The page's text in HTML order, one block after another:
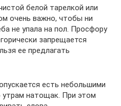
белой тарелкой или
очень важно, чтобы ни
не упала на пол. Просфору
запрещается
ее предлагать
есть небольшими
натощак. При этом